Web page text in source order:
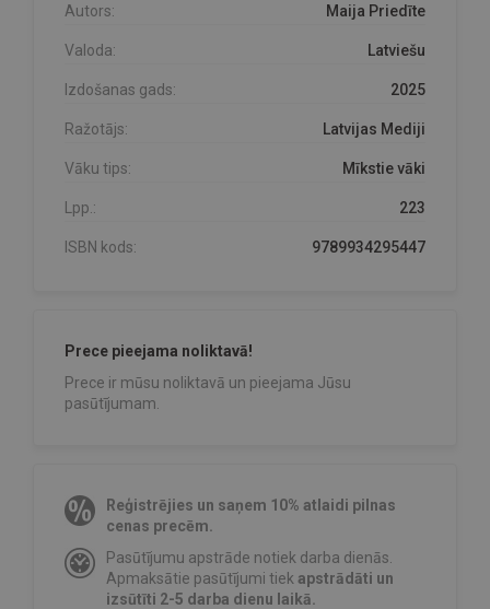
Autors: Maija Priedīte
Valoda: Latviešu
Izdošanas gads: 2025
Ražotājs: Latvijas Mediji
Vāku tips: Mīkstie vāki
Lpp.: 223
ISBN kods: 9789934295447
Prece pieejama noliktavā!
Prece ir mūsu noliktavā un pieejama Jūsu
pasūtījumam.
Reģistrējies un saņem 10% atlaidi pilnas
cenas precēm.
Pasūtījumu apstrāde notiek darba dienās.
Apmaksātie pasūtījumi tiek apstrādāti un
izsūtīti 2-5 darba dienu laikā.